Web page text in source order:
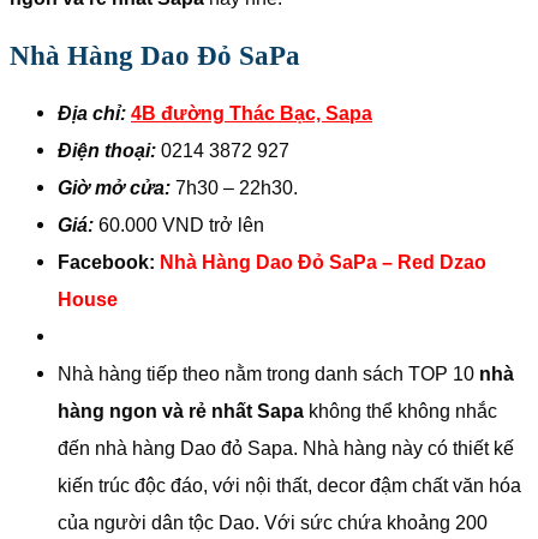
Nhà Hàng Dao Đỏ SaPa
Địa chỉ: 4B đường Thác Bạc, Sapa
Điện thoại: 0214 3872 927
Giờ mở cửa: 7h30 – 22h30.
Giá: 60.000 VND trở lên
Facebook: Nhà Hàng Dao Đỏ SaPa – Red Dzao
House
Nhà hàng tiếp theo nằm trong danh sách TOP 10 nhà
hàng ngon và rẻ nhất Sapa không thể không nhắc
đến nhà hàng Dao đỏ Sapa. Nhà hàng này có thiết kế
kiến trúc độc đáo, với nội thất, decor đậm chất văn hóa
của người dân tộc Dao. Với sức chứa khoảng 200